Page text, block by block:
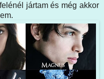
jártam és még akkor